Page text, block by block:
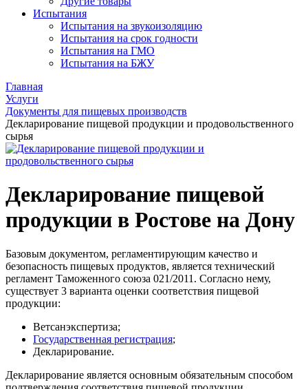
Испытания
Испытания на звукоизоляцию
Испытания на срок годности
Испытания на ГМО
Испытания на БЖУ
Главная
Услуги
Документы для пищевых производств
Декларирование пищевой продукции и продовольственного
сырья
Декларирование пищевой
продукции в Ростове на Дону
Базовым документом, регламентирующим качество и
безопасность пищевых продуктов, является технический
регламент Таможенного союза 021/2011. Согласно нему,
существует 3 варианта оценки соответствия пищевой
продукции:
Ветсанэкспертиза;
Государственная регистрация;
Декларирование.
Декларирование является основным обязательным способом